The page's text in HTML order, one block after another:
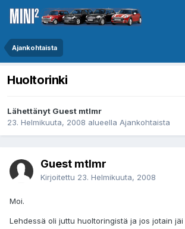
Ajankohtaista
Huoltorinki
Lähettänyt Guest mtlmr
23. Helmikuuta, 2008 alueella Ajankohtaista
Guest mtlmr
Kirjoitettu 23. Helmikuuta, 2008
Moi.
Lehdessä oli juttu huoltoringistä ja jos jotain